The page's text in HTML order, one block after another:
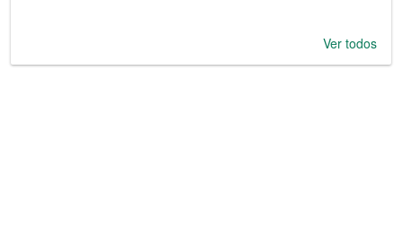
Ver todos